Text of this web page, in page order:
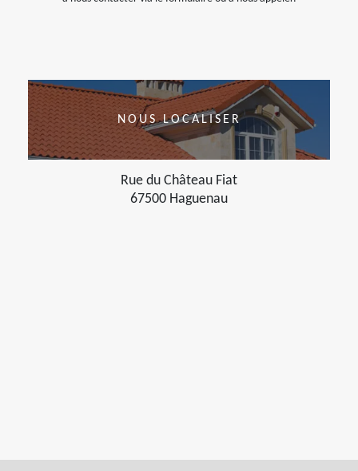
NOUS LOCALISER
Rue du Château Fiat
67500 Haguenau